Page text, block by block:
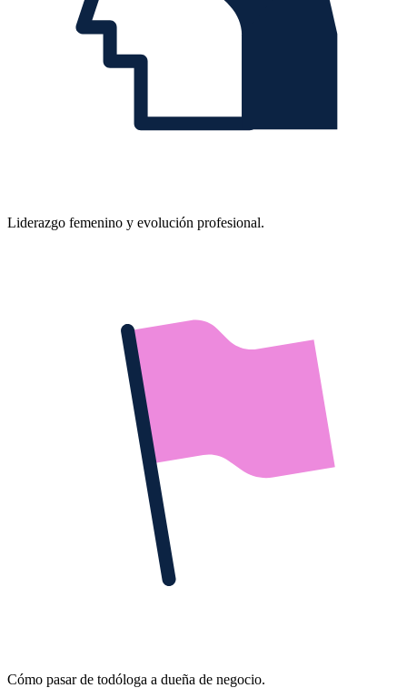
Liderazgo femenino y evolución profesional.
Cómo pasar de todóloga a dueña de negocio.